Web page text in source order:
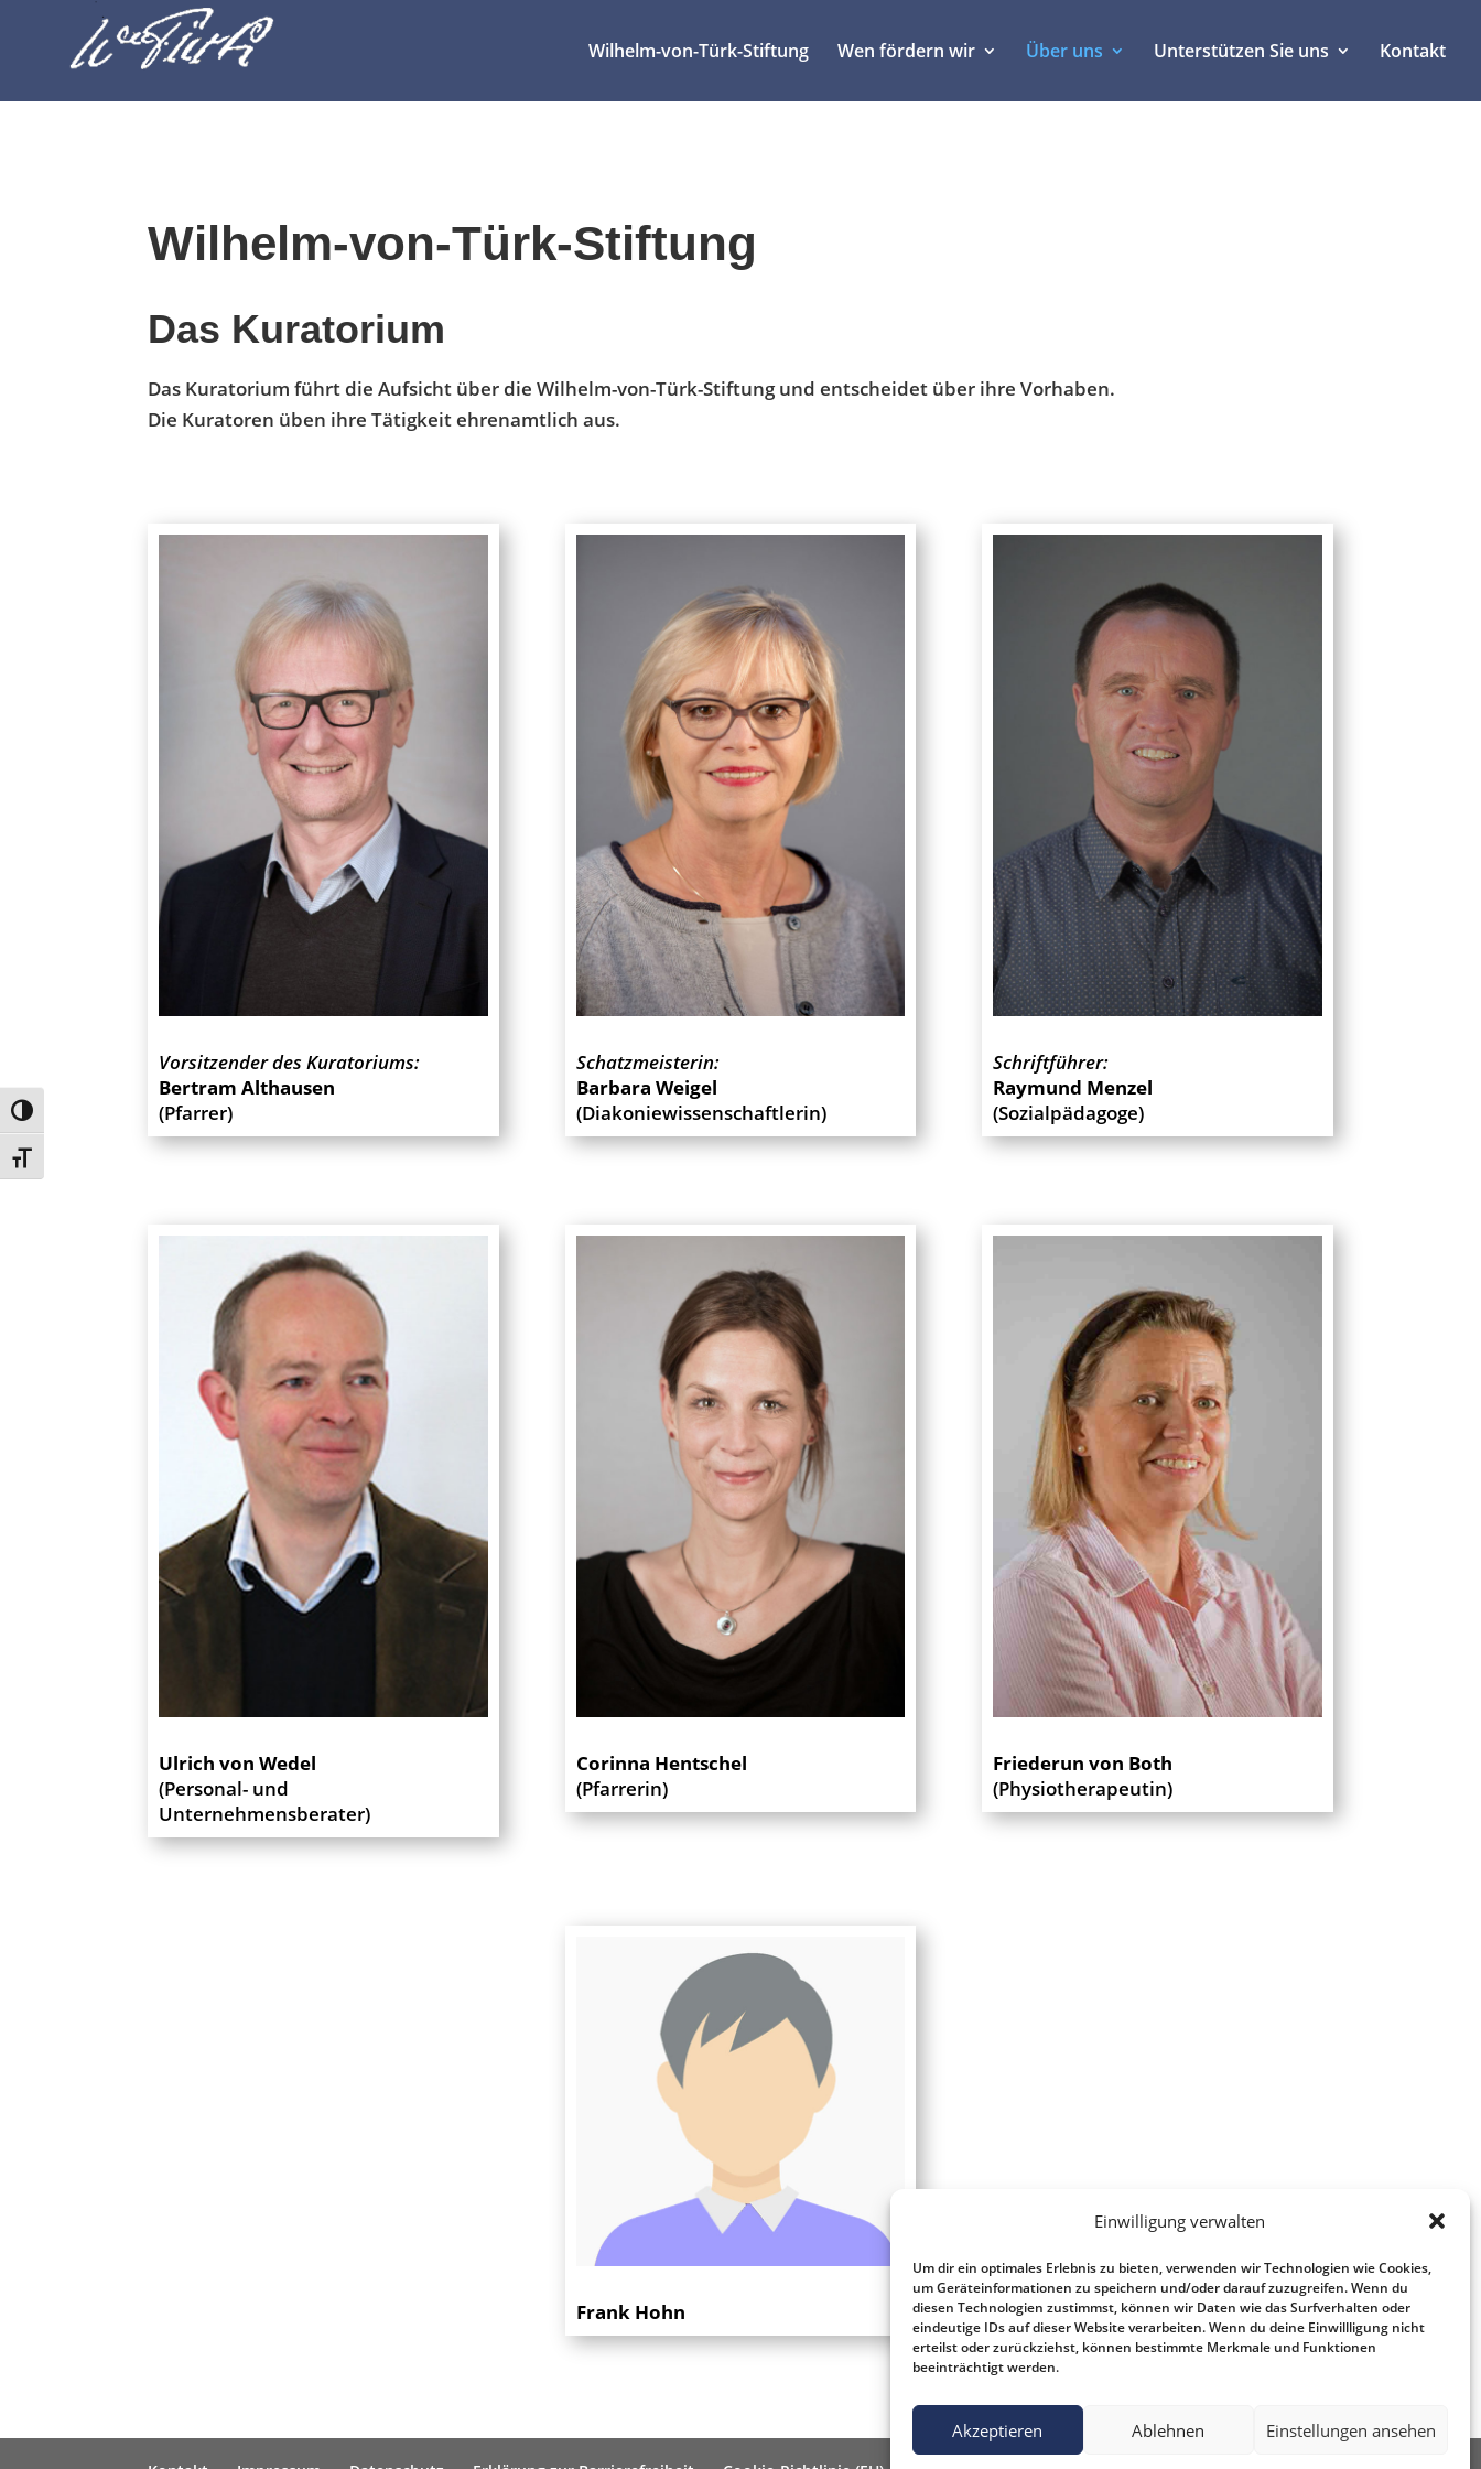
Einwilligung verwalten
Um dir ein optimales Erlebnis zu bieten, verwenden wir Technologien wie Cookies,
um Geräteinformationen zu speichern und/oder darauf zuzugreifen. Wenn du
diesen Technologien zustimmst, können wir Daten wie das Surfverhalten oder
eindeutige IDs auf dieser Website verarbeiten. Wenn du deine Einwillligung nicht
erteilst oder zurückziehst, können bestimmte Merkmale und Funktionen
beeinträchtigt werden.
Akzeptieren Ablehnen Einstellungen ansehen
Umschalten auf hohe Kontraste
Schrift vergrößern
Wilhelm-von-Türk-Stiftung Wen fördern wir Über uns Unterstützen Sie uns Kontakt
Wilhelm-von-Türk-Stiftung
Das Kuratorium
Das Kuratorium führt die Aufsicht über die Wilhelm-von-Türk-Stiftung und entscheidet über ihre Vorhaben.
Die Kuratoren üben ihre Tätigkeit ehrenamtlich aus.
Vorsitzender des Kuratoriums:
Bertram Althausen
(Pfarrer)
Schatzmeisterin:
Barbara Weigel
(Diakoniewissenschaftlerin)
Schriftführer:
Raymund Menzel
(Sozialpädagoge)
Ulrich von Wedel
(Personal- und
Unternehmensberater)
Corinna Hentschel
(Pfarrerin)
Friederun von Both
(Physiotherapeutin)
Frank Hohn